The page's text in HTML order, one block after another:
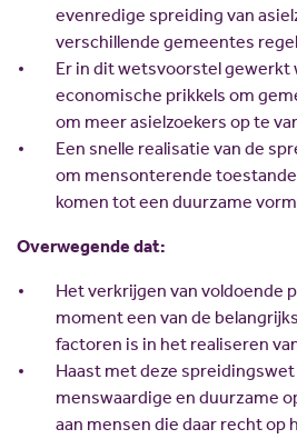
evenredige spreiding van
verschillende gemeentes
Er in dit wetsvoorstel gewerkt
economische prikkels om
om meer asielzoekers op te
Een snelle realisatie van de
om mensonterende
komen tot een duurzame
Overwegende dat:
Het verkrijgen van voldoende
moment een van de
factoren is in het realiseren
Haast met deze
menswaardige en duurzame
aan mensen die daar recht op